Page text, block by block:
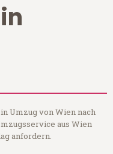
Umzug von Wien nach
aus Wien
anfordern.